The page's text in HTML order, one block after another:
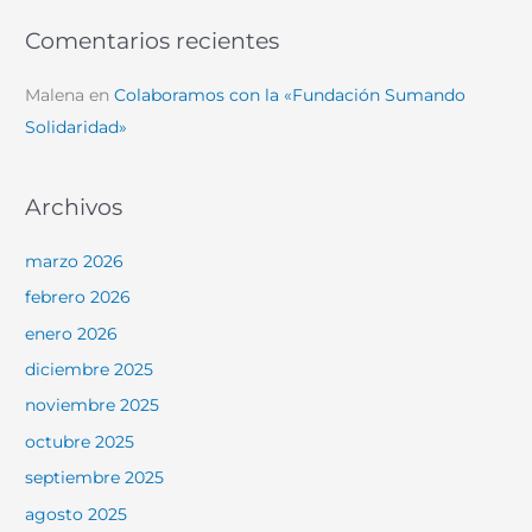
Comentarios recientes
Malena enColaboramos con la «Fundación Sumando
Solidaridad»
Archivos
marzo 2026
febrero 2026
enero 2026
diciembre 2025
noviembre 2025
octubre 2025
septiembre 2025
agosto 2025